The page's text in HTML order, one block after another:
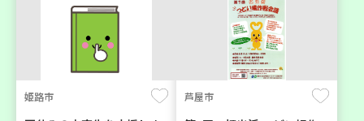
姫路市 芦屋市